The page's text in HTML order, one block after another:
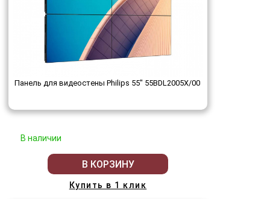
Панель для видеостены Philips 55" 55BDL2005X/00
В наличии
В КОРЗИНУ
Купить в 1 клик